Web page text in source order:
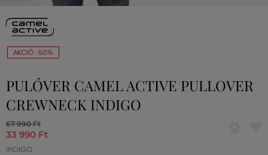
AKCIÓ -50%
PULÓVER CAMEL ACTIVE PULLOVER
CREWNECK INDIGO
67 990 Ft
33 990 Ft
INDIGO